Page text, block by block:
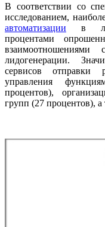
В соответствии со
исследованием,
автоматизации в
процентами
лидогенерации.
сервисов отправки
управления
процентов),
групп (27 процентов),